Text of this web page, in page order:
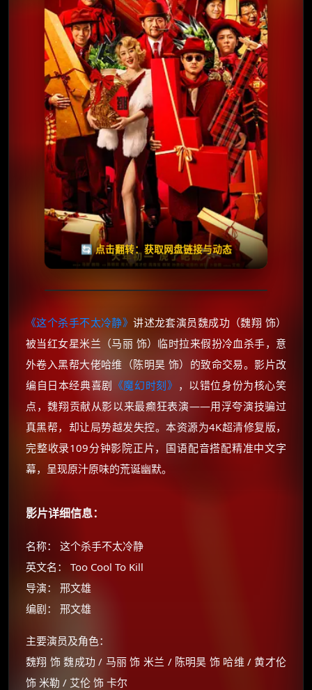
🔄 点击翻转：获取网盘链接与动态
夸克网盘
失效请反馈
🧧️
天天领红包
《这个杀手不太冷静》讲述龙套演员魏成功（魏翔 饰）
被当红女星米兰（马丽 饰）临时拉来假扮冷血杀手，意
外卷入黑帮大佬哈维（陈明昊 饰）的致命交易。影片改
编自日本经典喜剧 《魔幻时刻》 ，以错位身份为核心笑
点，魏翔贡献从影以来最癫狂表演——用浮夸演技骗过
真黑帮，却让局势越发失控。本资源为4K超清修复版，
完整收录109分钟影院正片，国语配音搭配精准中文字
幕，呈现原汁原味的荒诞幽默。
影片详细信息：
名称： 这个杀手不太冷静
英文名： Too Cool To Kill
导演： 邢文雄
编剧： 邢文雄
主要演员及角色：
魏翔 饰 魏成功 / 马丽 饰 米兰 / 陈明昊 饰 哈维 / 黄才伦
饰 米勒 / 艾伦 饰 卡尔